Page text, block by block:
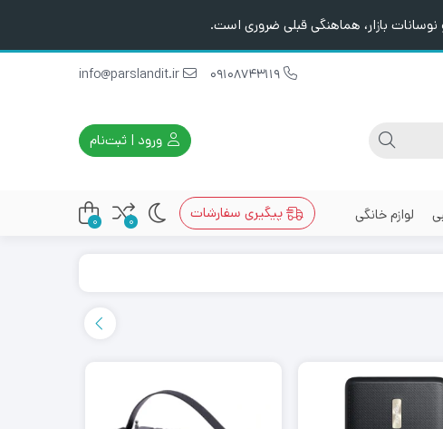
بازار، هماهنگی قبلی ضروری است.
ورود | ثبت‌نام
لوازم خانگی پیگیری سفارشات 0
0